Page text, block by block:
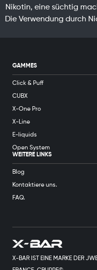
Nikotin, eine süchtig
Die Verwendung durch
X-BAR IST EINE MARKE DER
GAMMES
Click & Puff
CUBX
X-One Pro
X-Line
E-liquids
Open System
WEITERE LINKS
Blog
Kontaktiere uns.
FAQ.